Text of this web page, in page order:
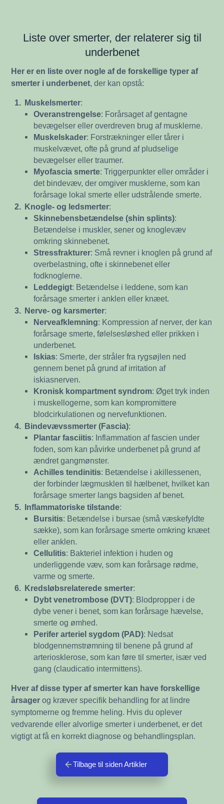
Liste over smerter, der relaterer sig til
underbenet
Her er en liste over nogle af de forskellige typer af
smerter i underbenet, der kan opstå:
1. Muskelsmerter:
Overanstrengelse: Forårsaget af gentagne
bevægelser eller overdreven brug af musklerne.
Muskelskader: Forstrækninger eller tårer i
muskelvævet, ofte på grund af pludselige
bevægelser eller traumer.
Myofascia smerte: Triggerpunkter eller områder i
det bindevæv, der omgiver musklerne, som kan
forårsage lokal smerte eller udstrålende smerte.
2. Knogle- og ledsmerter:
Skinnebensbetændelse (shin splints):
Betændelse i muskler, sener og knoglevæv
omkring skinnebenet.
Stressfrakturer: Små revner i knoglen på grund af
overbelastning, ofte i skinnebenet eller
fodknoglerne.
Leddegigt: Betændelse i leddene, som kan
forårsage smerter i anklen eller knæet.
3. Nerve- og karsmerter:
Nerveafklemning: Kompression af nerver, der kan
forårsage smerte, følelsesløshed eller prikken i
underbenet.
Iskias: Smerte, der stråler fra rygsøjlen ned
gennem benet på grund af irritation af
iskiasnerven.
Kronisk kompartment syndrom: Øget tryk inden
i muskellogerne, som kan kompromittere
blodcirkulationen og nervefunktionen.
4. Bindevævssmerter (Fascia):
Plantar fasciitis: Inflammation af fascien under
foden, som kan påvirke underbenet på grund af
ændret gangmønster.
Achilles tendinitis: Betændelse i akillessenen,
der forbinder lægmusklen til hælbenet, hvilket kan
forårsage smerter langs bagsiden af benet.
5. Inflammatoriske tilstande:
Bursitis: Betændelse i bursae (små væskefyldte
sække), som kan forårsage smerte omkring knæet
eller anklen.
Cellulitis: Bakteriel infektion i huden og
underliggende væv, som kan forårsage rødme,
varme og smerte.
6. Kredsløbsrelaterede smerter:
Dybt venetrombose (DVT): Blodpropper i de
dybe vener i benet, som kan forårsage hævelse,
smerte og ømhed.
Perifer arteriel sygdom (PAD): Nedsat
blodgennemstrømning til benene på grund af
arteriosklerose, som kan føre til smerter, især ved
gang (claudicatio intermittens).
Hver af disse typer af smerter kan have forskellige
årsager og kræver specifik behandling for at lindre
symptomerne og fremme heling. Hvis du oplever
vedvarende eller alvorlige smerter i underbenet, er det
vigtigt at få en korrekt diagnose og behandlingsplan.
Tilbage til siden Artikler